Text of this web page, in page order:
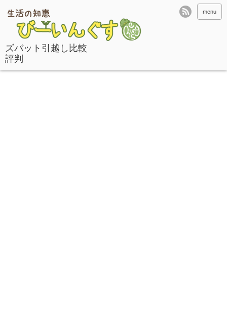
ズバット引越し比較
評判
menu